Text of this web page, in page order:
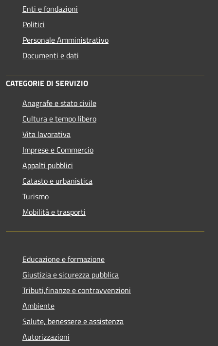
Enti e fondazioni
Politici
Personale Amministrativo
Documenti e dati
CATEGORIE DI SERVIZIO
Anagrafe e stato civile
Cultura e tempo libero
Vita lavorativa
Imprese e Commercio
Appalti pubblici
Catasto e urbanistica
Turismo
Mobilità e trasporti
Educazione e formazione
Giustizia e sicurezza pubblica
Tributi,finanze e contravvenzioni
Ambiente
Salute, benessere e assistenza
Autorizzazioni